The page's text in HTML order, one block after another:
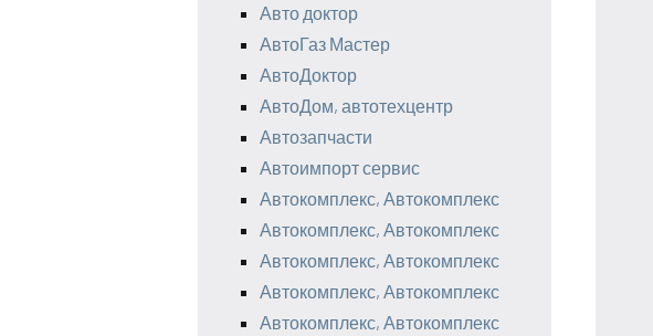
Авто доктор
АвтоГаз Мастер
АвтоДоктор
АвтоДом, автотехцентр
Автозапчасти
Автоимпорт сервис
Автокомплекс, Автокомплекс
Автокомплекс, Автокомплекс
Автокомплекс, Автокомплекс
Автокомплекс, Автокомплекс
Автокомплекс, Автокомплекс